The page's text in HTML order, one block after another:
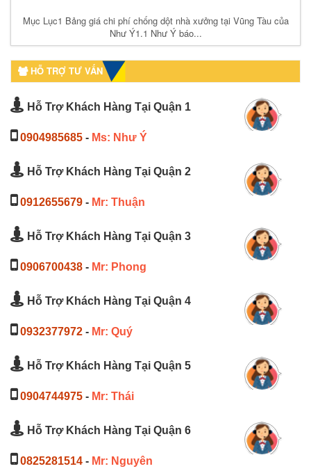
Mục Lục1 Bảng giá chi phí chống dột nhà xưởng tại Vũng Tàu của
Như Ý1.1 Như Ý báo...
HỖ TRỢ TƯ VẤN
Hỗ Trợ Khách Hàng Tại Quận 1
0904985685 - Ms: Như Ý
Hỗ Trợ Khách Hàng Tại Quận 2
0912655679 - Mr: Thuận
Hỗ Trợ Khách Hàng Tại Quận 3
0906700438 - Mr: Phong
Hỗ Trợ Khách Hàng Tại Quận 4
0932377972 - Mr: Quý
Hỗ Trợ Khách Hàng Tại Quận 5
0904744975 - Mr: Thái
Hỗ Trợ Khách Hàng Tại Quận 6
0825281514 - Mr: Nguyên